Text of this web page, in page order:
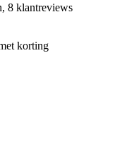
8 klantreviews
korting